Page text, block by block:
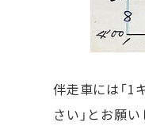
伴走車には「1
さい」とお願い